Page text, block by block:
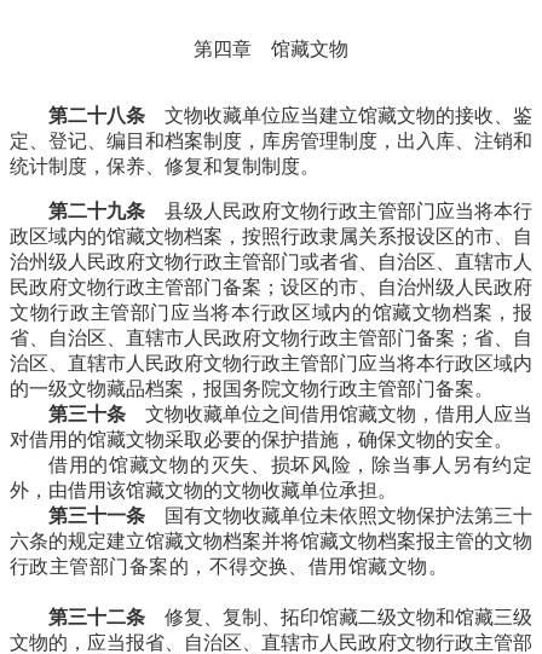
第四章 馆藏文物
第二十八条 文物收藏单位应当建立馆藏文物的接收、鉴
定、登记、编目和档案制度，库房管理制度，出入库、注销和
统计制度，保养、修复和复制制度。
第二十九条 县级人民政府文物行政主管部门应当将本行
政区域内的馆藏文物档案，按照行政隶属关系报设区的市、自
治州级人民政府文物行政主管部门或者省、自治区、直辖市人
民政府文物行政主管部门备案；设区的市、自治州级人民政府
文物行政主管部门应当将本行政区域内的馆藏文物档案，报
省、自治区、直辖市人民政府文物行政主管部门备案；省、自
治区、直辖市人民政府文物行政主管部门应当将本行政区域内
的一级文物藏品档案，报国务院文物行政主管部门备案。
第三十条 文物收藏单位之间借用馆藏文物，借用人应当
对借用的馆藏文物采取必要的保护措施，确保文物的安全。
借用的馆藏文物的灭失、损坏风险，除当事人另有约定
外，由借用该馆藏文物的文物收藏单位承担。
第三十一条 国有文物收藏单位未依照文物保护法第三十
六条的规定建立馆藏文物档案并将馆藏文物档案报主管的文物
行政主管部门备案的，不得交换、借用馆藏文物。
第三十二条 修复、复制、拓印馆藏二级文物和馆藏三级
文物的，应当报省、自治区、直辖市人民政府文物行政主管部